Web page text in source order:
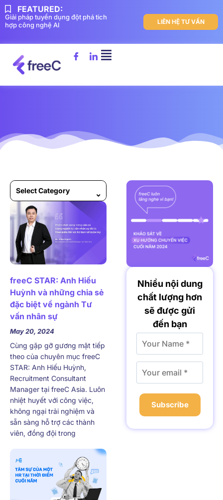
FEATURED:
Giải pháp tuyển dụng đột phá tich
hợp công nghệ AI
LIÊN HỆ TƯ VẤN
Select Category
freeC STAR: Anh Hiếu
Huỳnh và những chia sẻ
đặc biệt về ngành Tư
vấn nhân sự
May 20, 2024
Cùng gặp gỡ gương mặt tiếp
theo của chuyên mục freeC
STAR: Anh Hiếu Huỳnh,
Recruitment Consultant
Manager tại freeC Asia. Luôn
nhiệt huyết với công việc,
không ngại trải nghiệm và
sẵn sàng hỗ trợ các thành
viên, đồng đội trong
Nhiều nội dung
chất lượng hơn
sẽ được gửi
đến bạn
Subscribe